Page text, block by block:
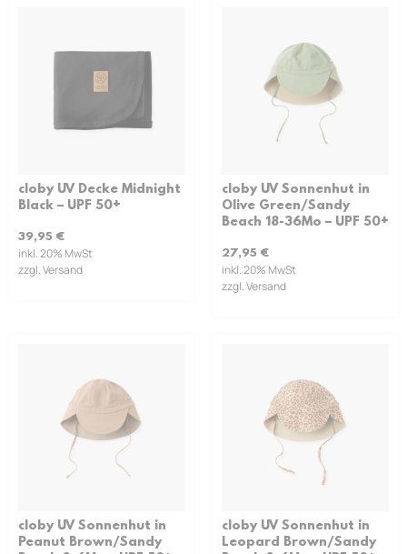
cloby UV Decke Midnight
Black – UPF 50+
39,95 €
inkl. 20% MwSt
zzgl. Versand
cloby UV Sonnenhut in
Olive Green/Sandy
Beach 18-36Mo – UPF 50+
27,95 €
inkl. 20% MwSt
zzgl. Versand
cloby UV Sonnenhut in
Peanut Brown/Sandy
cloby UV Sonnenhut in
Leopard Brown/Sandy